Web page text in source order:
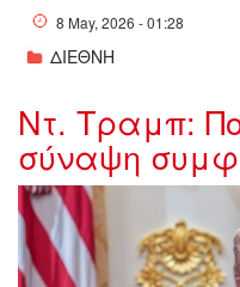
8 May, 2026 - 01:28
ΔΙΕΘΝΗ
Ντ. Τραμπ:
σύναψη
w07-